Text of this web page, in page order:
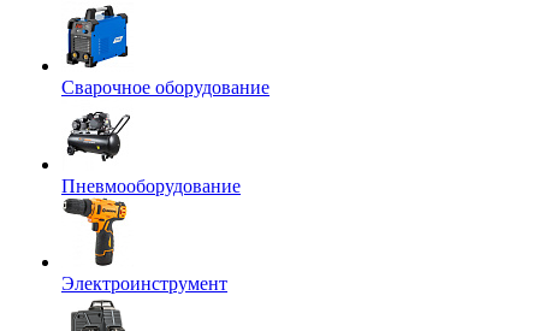
Сварочное оборудование
Пневмооборудование
Электроинструмент